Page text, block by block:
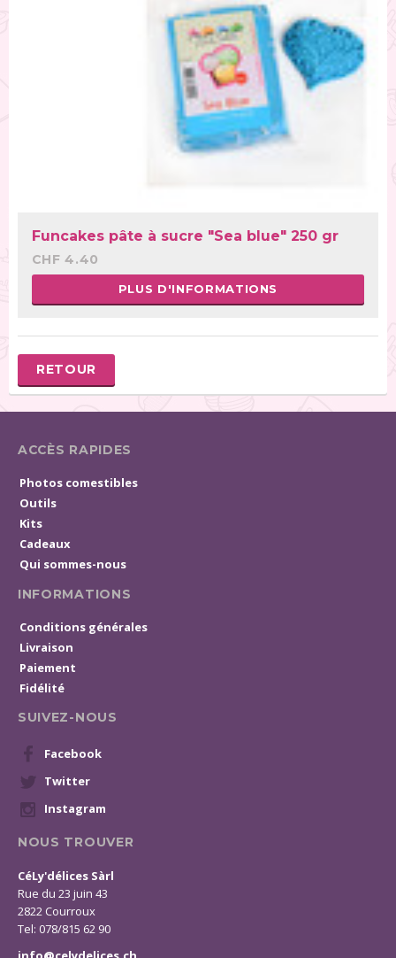
Funcakes pâte à sucre "Sea blue" 250 gr
CHF 4.40
PLUS D'INFORMATIONS
RETOUR
ACCÈS RAPIDES
Photos comestibles
Outils
Kits
Cadeaux
Qui sommes-nous
INFORMATIONS
Conditions générales
Livraison
Paiement
Fidélité
SUIVEZ-NOUS
Facebook
Twitter
Instagram
NOUS TROUVER
CéLy'délices Sàrl
Rue du 23 juin 43
2822 Courroux
Tel: 078/815 62 90